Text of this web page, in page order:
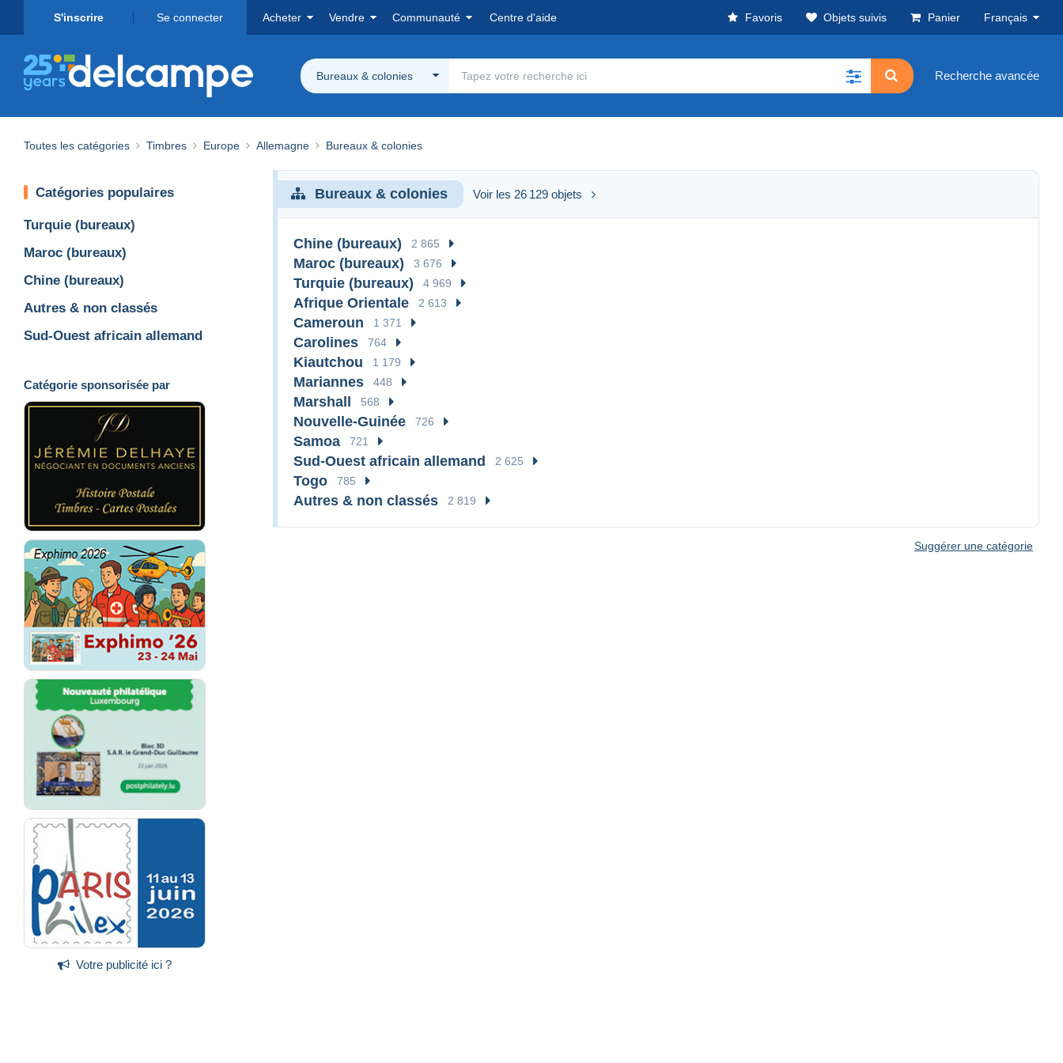
S'inscrire Se connecter Acheter Vendre Communauté Centre d'aide Favoris Objets suivis Panier Français
Bureaux & colonies Recherche avancée
Toutes les catégories Timbres Europe Allemagne Bureaux & colonies
Catégories populaires
Turquie (bureaux)
Maroc (bureaux)
Chine (bureaux)
Autres & non classés
Sud-Ouest africain allemand
Catégorie sponsorisée par
Votre publicité ici ?
Bureaux & colonies Voir les 26 129 objets
Chine (bureaux) 2 865
Maroc (bureaux) 3 676
Turquie (bureaux) 4 969
Afrique Orientale 2 613
Cameroun 1 371
Carolines 764
Kiautchou 1 179
Mariannes 448
Marshall 568
Nouvelle-Guinée 726
Samoa 721
Sud-Ouest africain allemand 2 625
Togo 785
Autres & non classés 2 819
Suggérer une catégorie